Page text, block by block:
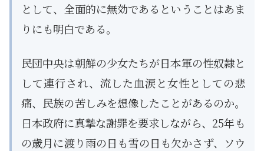
として、全面的に無効であるということはあま
りにも明白である。
民団中央は朝鮮の少女たちが日本軍の性奴隷と
して連行され、流した血涙と女性としての悲
痛、民族の苦しみを想像したことがあるのか。
日本政府に真摯な謝罪を要求しながら、25年も
の歳月に渡り雨の日も雪の日も欠かさず、ソウ